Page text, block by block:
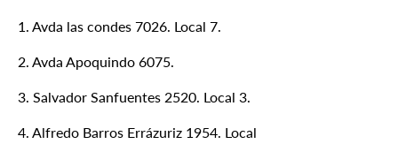
1. Avda las condes 7026. Local 7.
2. Avda Apoquindo 6075.
3. Salvador Sanfuentes 2520. Local 3.
4. Alfredo Barros Errázuriz 1954. Local